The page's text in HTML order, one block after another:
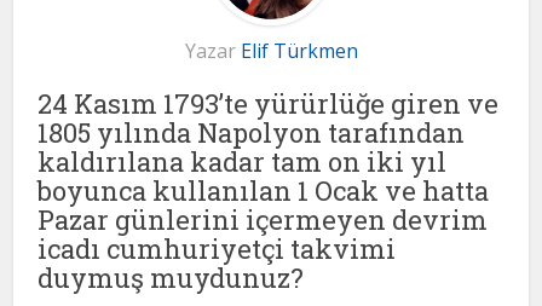
Yazar Elif Türkmen
24 Kasım 1793’te yürürlüğe giren ve
1805 yılında Napolyon tarafından
kaldırılana kadar tam on iki yıl
boyunca kullanılan 1 Ocak ve hatta
Pazar günlerini içermeyen devrim
icadı cumhuriyetçi takvimi
duymuş muydunuz?